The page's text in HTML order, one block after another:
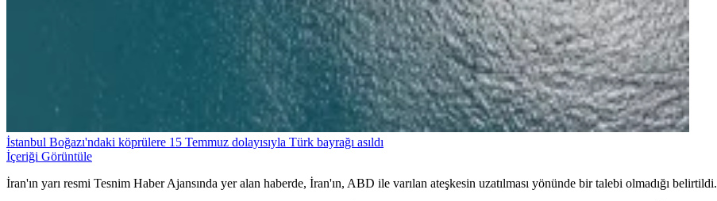
İstanbul Boğazı'ndaki köprülere 15 Temmuz dolayısıyla Türk bayrağı asıldı
İçeriği Görüntüle
İran'ın yarı resmi Tesnim Haber Ajansında yer alan haberde, İran'ın, ABD ile varılan ateşkesin uzatılması yönünde bir talebi olmadığı belirtildi.